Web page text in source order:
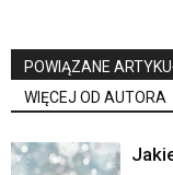
POWIĄZANE
WIĘCEJ OD AUTORA